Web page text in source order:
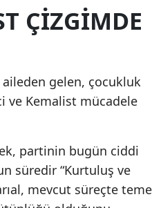
ÇİZGİMDE
aileden gelen, çocukluk
ve Kemalist mücadele
partinin bugün ciddi
süredir “Kurtuluş ve
mevcut süreçte